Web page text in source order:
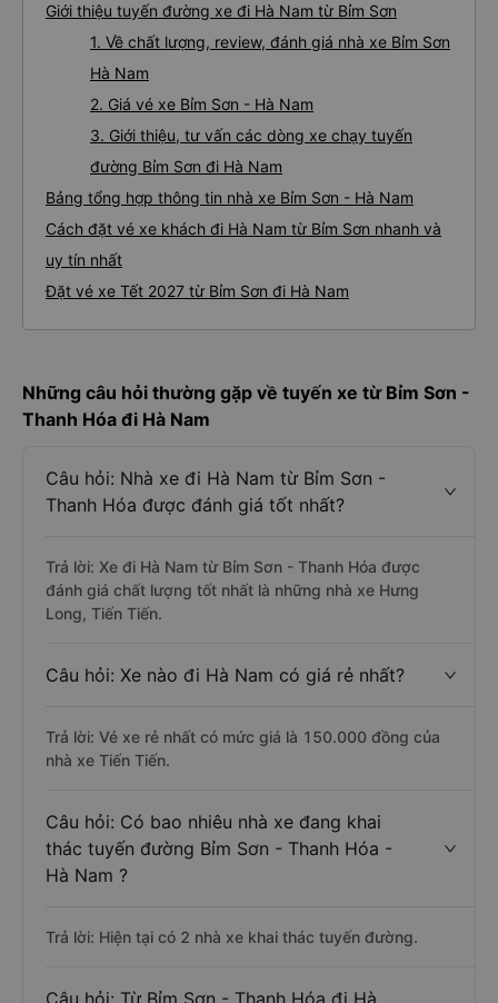
Giới thiệu tuyến đường xe đi Hà Nam từ Bỉm Sơn
1. Về chất lượng, review, đánh giá nhà xe Bỉm Sơn
Hà Nam
2. Giá vé xe Bỉm Sơn - Hà Nam
3. Giới thiệu, tư vấn các dòng xe chạy tuyến
đường Bỉm Sơn đi Hà Nam
Bảng tổng hợp thông tin nhà xe Bỉm Sơn - Hà Nam
Cách đặt vé xe khách đi Hà Nam từ Bỉm Sơn nhanh và
uy tín nhất
Đặt vé xe Tết 2027 từ Bỉm Sơn đi Hà Nam
Những câu hỏi thường gặp về tuyến xe từ Bỉm Sơn -
Thanh Hóa đi Hà Nam
Câu hỏi: Nhà xe đi Hà Nam từ Bỉm Sơn -
Thanh Hóa được đánh giá tốt nhất?
Trả lời: Xe đi Hà Nam từ Bỉm Sơn - Thanh Hóa được
đánh giá chất lượng tốt nhất là những nhà xe Hưng
Long, Tiến Tiến.
Câu hỏi: Xe nào đi Hà Nam có giá rẻ nhất?
Trả lời: Vé xe rẻ nhất có mức giá là 150.000 đồng của
nhà xe Tiến Tiến.
Câu hỏi: Có bao nhiêu nhà xe đang khai
thác tuyến đường Bỉm Sơn - Thanh Hóa -
Hà Nam ?
Trả lời: Hiện tại có 2 nhà xe khai thác tuyến đường.
Câu hỏi: Từ Bỉm Sơn - Thanh Hóa đi Hà